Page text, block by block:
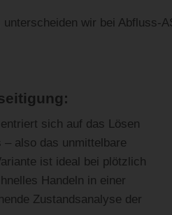
wir bei Abfluss-
sich auf das Lösen
also das unmittelbare
ist ideal bei plötzlich
Handeln in einer
Zustandsanalyse der